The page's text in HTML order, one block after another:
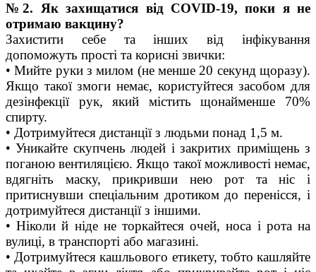
№2. Як захищатися від COVID-19, поки я не
отримаю вакцину?
Захистити себе та інших від інфікування
допоможуть прості та корисні звички:
• Мийте руки з милом (не менше 20 секунд щоразу).
Якщо такої змоги немає, користуйтеся засобом для
дезінфекції рук, який містить щонайменше 70%
спирту.
• Дотримуйтеся дистанції з людьми понад 1,5 м.
• Уникайте скупчень людей і закритих приміщень з
поганою вентиляцією. Якщо такої можливості немає,
вдягніть маску, прикривши нею рот та ніс і
притиснувши спеціальним дротиком до перенісся, і
дотримуйтеся дистанції з іншими.
• Ніколи й ніде не торкайтеся очей, носа і рота на
вулиці, в транспорті або магазині.
• Дотримуйтеся кашльового етикету, тобто кашляйте